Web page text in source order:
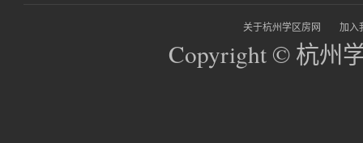
关于杭州学区房网 加入
Copyright © 杭州